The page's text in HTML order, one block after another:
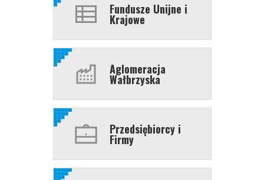
Fundusze Unijne i
Krajowe
Aglomeracja
Wałbrzyska
Przedsiębiorcy i
Firmy